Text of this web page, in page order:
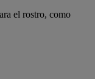
el rostro, como